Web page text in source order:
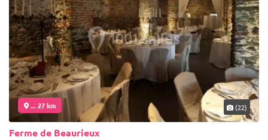
... 27 km (22)
Ferme de Beaurieux